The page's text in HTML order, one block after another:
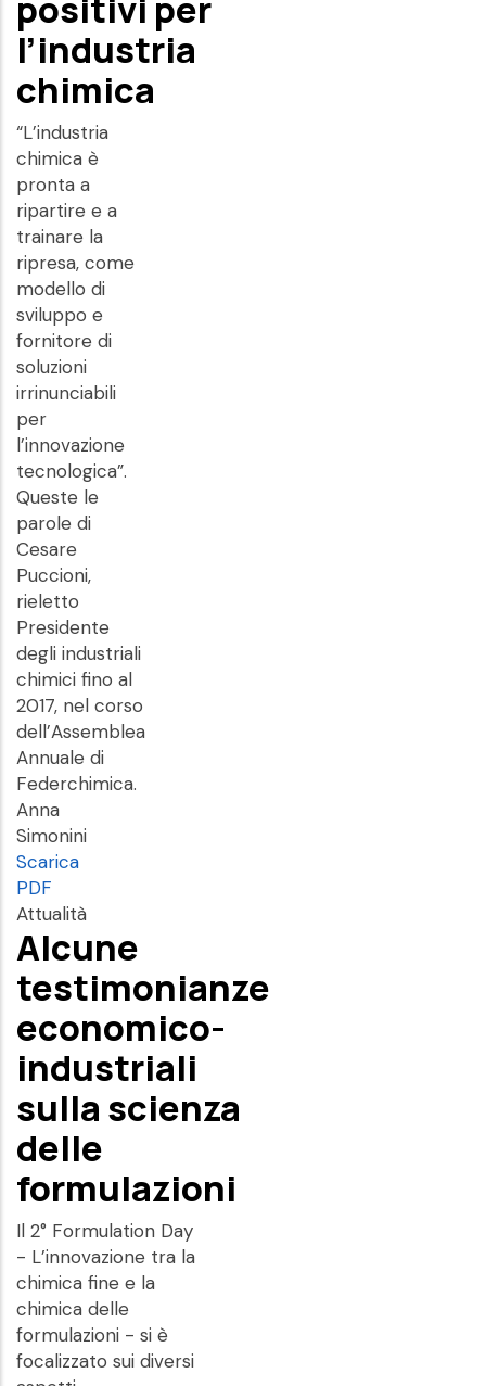
l’industria
chimica
“L’industria
chimica è
pronta a
ripartire e a
trainare la
ripresa, come
modello di
sviluppo e
fornitore di
soluzioni
irrinunciabili
per
l’innovazione
tecnologica”.
Queste le
parole di
Cesare
Puccioni,
rieletto
Presidente
degli industriali
chimici fino al
2017, nel corso
dell’Assemblea
Annuale di
Federchimica.
Anna
Simonini
Scarica
PDF
Attualità
Alcune
testimonianze
economico-
industriali
sulla scienza
delle
formulazioni
Il 2° Formulation Day
- L’innovazione tra la
chimica fine e la
chimica delle
formulazioni - si è
focalizzato sui diversi